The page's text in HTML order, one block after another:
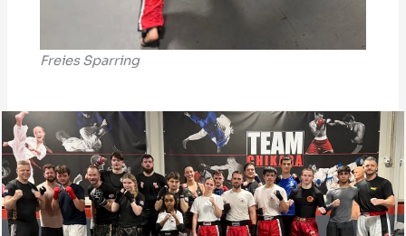
Freies Sparring